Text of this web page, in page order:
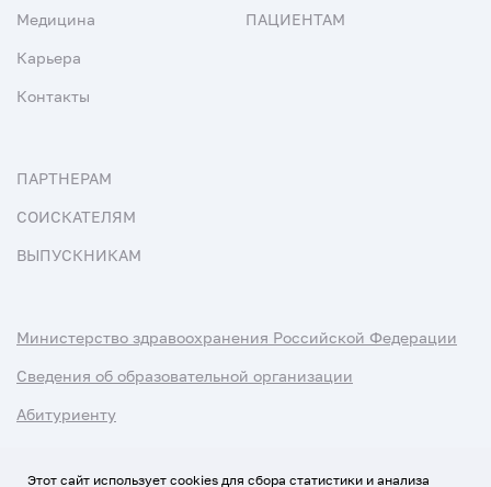
Медицина
Карьера
Контакты
ПАЦИЕНТАМ
ПАРТНЕРАМ
СОИСКАТЕЛЯМ
ВЫПУСКНИКАМ
Министерство здравоохранения Российской Федерации
Сведения об образовательной организации
Абитуриенту
Этот сайт использует cookies для сбора статистики и анализа